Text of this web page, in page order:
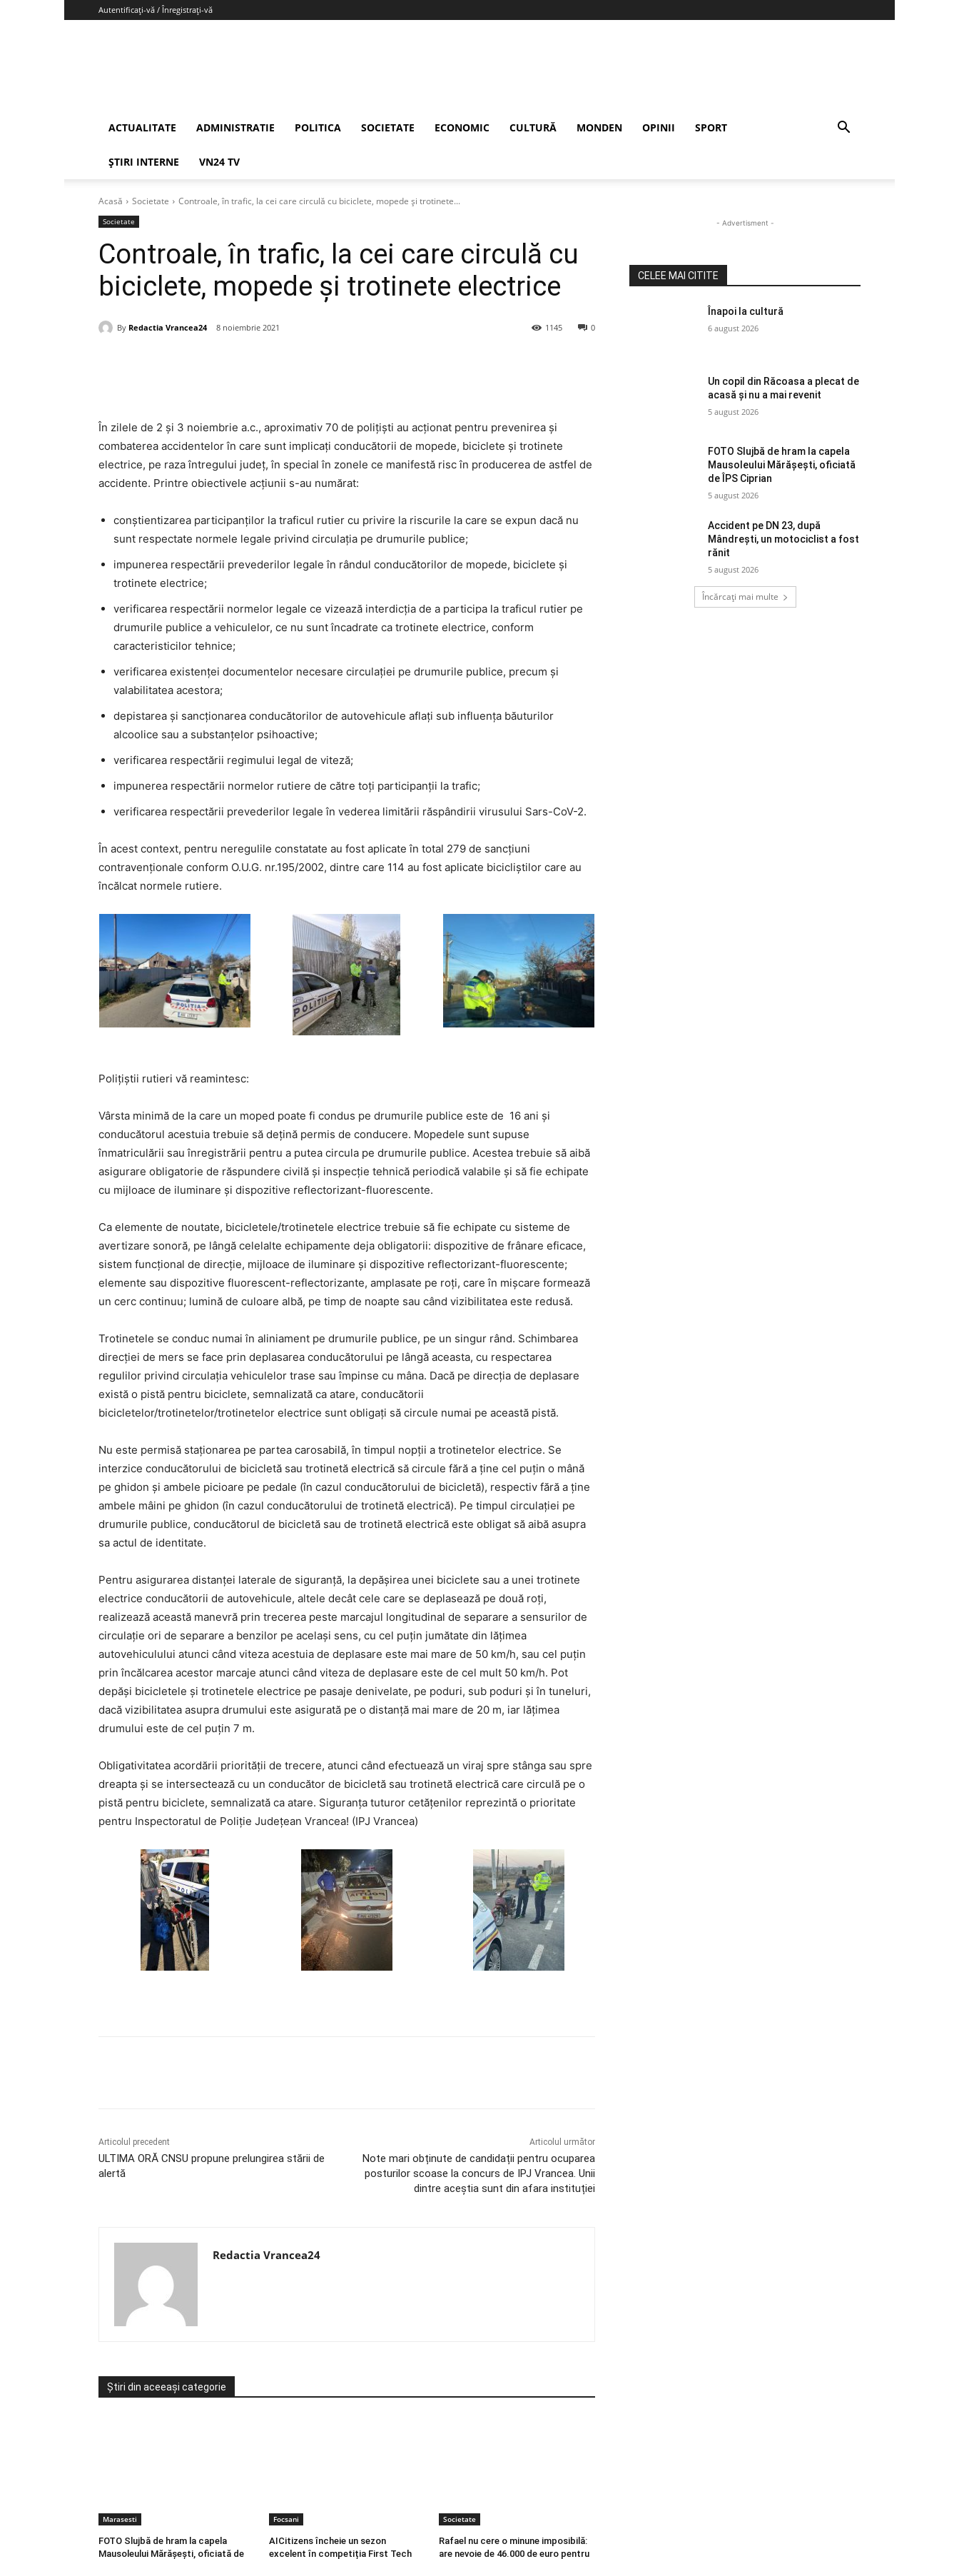
Autentificați-vă / Înregistrați-vă
ACTUALITATE ADMINISTRATIE POLITICA SOCIETATE ECONOMIC CULTURĂ MONDEN OPINII SPORT
ȘTIRI INTERNE VN24 TV
Acasă Societate Controale, în trafic, la cei care circulă cu biciclete, mopede și trotinete...
Societate
Controale, în trafic, la cei care circulă cu
biciclete, mopede și trotinete electrice
By Redactia Vrancea24 8 noiembrie 2021 0
1145
În zilele de 2 și 3 noiembrie a.c., aproximativ 70 de polițiști au acționat pentru prevenirea și
combaterea accidentelor în care sunt implicați conducătorii de mopede, biciclete și trotinete
electrice, pe raza întregului județ, în special în zonele ce manifestă risc în producerea de astfel de
accidente. Printre obiectivele acțiunii s-au numărat:
conștientizarea participanților la traficul rutier cu privire la riscurile la care se expun dacă nu
sunt respectate normele legale privind circulația pe drumurile publice;
impunerea respectării prevederilor legale în rândul conducătorilor de mopede, biciclete și
trotinete electrice;
verificarea respectării normelor legale ce vizează interdicția de a participa la traficul rutier pe
drumurile publice a vehiculelor, ce nu sunt încadrate ca trotinete electrice, conform
caracteristicilor tehnice;
verificarea existenței documentelor necesare circulației pe drumurile publice, precum și
valabilitatea acestora;
depistarea și sancționarea conducătorilor de autovehicule aflați sub influența băuturilor
alcoolice sau a substanțelor psihoactive;
verificarea respectării regimului legal de viteză;
impunerea respectării normelor rutiere de către toți participanții la trafic;
verificarea respectării prevederilor legale în vederea limitării răspândirii virusului Sars-CoV-2.
În acest context, pentru neregulile constatate au fost aplicate în total 279 de sancțiuni
contravenționale conform O.U.G. nr.195/2002, dintre care 114 au fost aplicate bicicliștilor care au
încălcat normele rutiere.
Polițiștii rutieri vă reamintesc:
Vârsta minimă de la care un moped poate fi condus pe drumurile publice este de 16 ani și
conducătorul acestuia trebuie să dețină permis de conducere. Mopedele sunt supuse
înmatriculării sau înregistrării pentru a putea circula pe drumurile publice. Acestea trebuie să aibă
asigurare obligatorie de răspundere civilă și inspecție tehnică periodică valabile și să fie echipate
cu mijloace de iluminare și dispozitive reflectorizant-fluorescente.
Ca elemente de noutate, bicicletele/trotinetele electrice trebuie să fie echipate cu sisteme de
avertizare sonoră, pe lângă celelalte echipamente deja obligatorii: dispozitive de frânare eficace,
sistem funcțional de direcție, mijloace de iluminare și dispozitive reflectorizant-fluorescente;
elemente sau dispozitive fluorescent-reflectorizante, amplasate pe roţi, care în mişcare formează
un cerc continuu; lumină de culoare albă, pe timp de noapte sau când vizibilitatea este redusă.
Trotinetele se conduc numai în aliniament pe drumurile publice, pe un singur rând. Schimbarea
direcţiei de mers se face prin deplasarea conducătorului pe lângă aceasta, cu respectarea
regulilor privind circulaţia vehiculelor trase sau împinse cu mâna. Dacă pe direcţia de deplasare
există o pistă pentru biciclete, semnalizată ca atare, conducătorii
bicicletelor/trotinetelor/trotinetelor electrice sunt obligaţi să circule numai pe această pistă.
Nu este permisă staţionarea pe partea carosabilă, în timpul nopţii a trotinetelor electrice. Se
interzice conducătorului de bicicletă sau trotinetă electrică să circule fără a ţine cel puţin o mână
pe ghidon şi ambele picioare pe pedale (în cazul conducătorului de bicicletă), respectiv fără a ţine
ambele mâini pe ghidon (în cazul conducătorului de trotinetă electrică). Pe timpul circulaţiei pe
drumurile publice, conducătorul de bicicletă sau de trotinetă electrică este obligat să aibă asupra
sa actul de identitate.
Pentru asigurarea distanţei laterale de siguranţă, la depăşirea unei biciclete sau a unei trotinete
electrice conducătorii de autovehicule, altele decât cele care se deplasează pe două roţi,
realizează această manevră prin trecerea peste marcajul longitudinal de separare a sensurilor de
circulaţie ori de separare a benzilor pe acelaşi sens, cu cel puţin jumătate din lăţimea
autovehiculului atunci când viteza acestuia de deplasare este mai mare de 50 km/h, sau cel puţin
prin încălcarea acestor marcaje atunci când viteza de deplasare este de cel mult 50 km/h. Pot
depăşi bicicletele şi trotinetele electrice pe pasaje denivelate, pe poduri, sub poduri şi în tuneluri,
dacă vizibilitatea asupra drumului este asigurată pe o distanţă mai mare de 20 m, iar lăţimea
drumului este de cel puţin 7 m.
Obligativitatea acordării priorității de trecere, atunci când efectuează un viraj spre stânga sau spre
dreapta şi se intersectează cu un conducător de bicicletă sau trotinetă electrică care circulă pe o
pistă pentru biciclete, semnalizată ca atare. Siguranța tuturor cetățenilor reprezintă o prioritate
pentru Inspectoratul de Poliție Județean Vrancea! (IPJ Vrancea)
Articolul precedent
ULTIMA ORĂ CNSU propune prelungirea stării de
alertă
Articolul următor
Note mari obținute de candidații pentru ocuparea
posturilor scoase la concurs de IPJ Vrancea. Unii
dintre aceștia sunt din afara instituției
Redactia Vrancea24
Știri din aceeași categorie
Marasesti
FOTO Slujbă de hram la capela
Mausoleului Mărășești, oficiată de
Focsani
AICitizens încheie un sezon
excelent în competiția First Tech
Societate
Rafael nu cere o minune imposibilă:
are nevoie de 46.000 de euro pentru
- Advertisment -
CELEE MAI CITITE
Înapoi la cultură
6 august 2026
Un copil din Răcoasa a plecat de
acasă și nu a mai revenit
5 august 2026
FOTO Slujbă de hram la capela
Mausoleului Mărășești, oficiată
de ÎPS Ciprian
5 august 2026
Accident pe DN 23, după
Mândrești, un motociclist a fost
rănit
5 august 2026
Încărcați mai multe